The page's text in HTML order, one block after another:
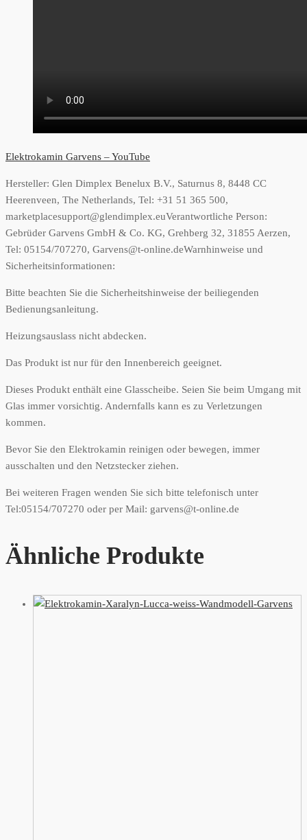
Elektrokamin Garvens – YouTube
Hersteller: Glen Dimplex Benelux B.V., Saturnus 8, 8448 CC
Heerenveen, The Netherlands, Tel: +31 51 365 500,
marketplacesupport@glendimplex.euVerantwortliche Person:
Gebrüder Garvens GmbH & Co. KG, Grehberg 32, 31855 Aerzen,
Tel: 05154/707270, Garvens@t-online.deWarnhinweise und
Sicherheitsinformationen:
Bitte beachten Sie die Sicherheitshinweise der beiliegenden
Bedienungsanleitung.
Heizungsauslass nicht abdecken.
Das Produkt ist nur für den Innenbereich geeignet.
Dieses Produkt enthält eine Glasscheibe. Seien Sie beim Umgang mit
Glas immer vorsichtig. Andernfalls kann es zu Verletzungen
kommen.
Bevor Sie den Elektrokamin reinigen oder bewegen, immer
ausschalten und den Netzstecker ziehen.
Bei weiteren Fragen wenden Sie sich bitte telefonisch unter
Tel:05154/707270 oder per Mail: garvens@t-online.de
Ähnliche Produkte